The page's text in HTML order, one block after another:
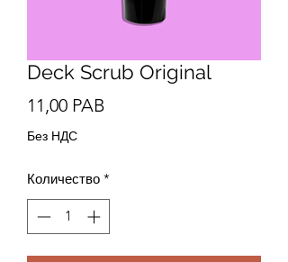
Deck Scrub Original
11,00 PAB
Без НДС
Количество *